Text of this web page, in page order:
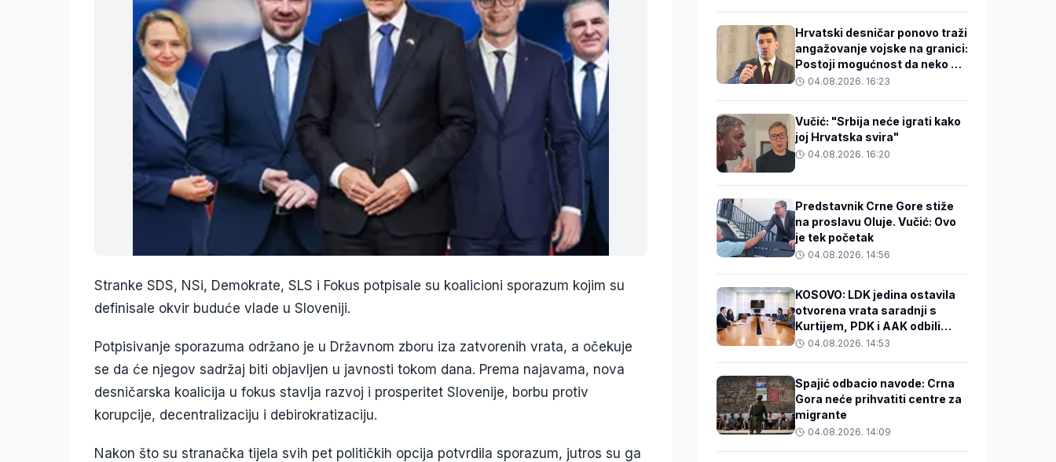
Stranke SDS, NSi, Demokrate, SLS i Fokus potpisale su koalicioni sporazum kojim su
definisale okvir buduće vlade u Sloveniji.
Potpisivanje sporazuma održano je u Državnom zboru iza zatvorenih vrata, a očekuje
se da će njegov sadržaj biti objavljen u javnosti tokom dana. Prema najavama, nova
desničarska koalicija u fokus stavlja razvoj i prosperitet Slovenije, borbu protiv
korupcije, decentralizaciju i debirokratizaciju.
Nakon što su stranačka tijela svih pet političkih opcija potvrdila sporazum, jutros su ga
Hrvatski desničar ponovo traži
angažovanje vojske na granici:
Postoji mogućnost da neko u
BiH zakuha stvari
04.08.2026. 16:23
Vučić: "Srbija neće igrati kako
joj Hrvatska svira"
04.08.2026. 16:20
Predstavnik Crne Gore stiže
na proslavu Oluje. Vučić: Ovo
je tek početak
04.08.2026. 14:56
KOSOVO: LDK jedina ostavila
otvorena vrata saradnji s
Kurtijem, PDK i AAK odbili
razgovore
04.08.2026. 14:53
Spajić odbacio navode: Crna
Gora neće prihvatiti centre za
migrante
04.08.2026. 14:09